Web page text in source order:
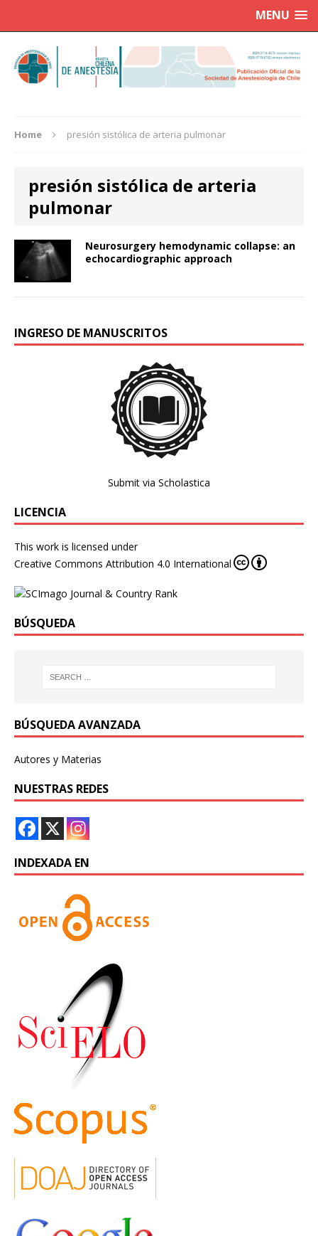
MENU
Home presión sistólica de arteria pulmonar
presión sistólica de arteria
pulmonar
Neurosurgery hemodynamic collapse: an
echocardiographic approach
INGRESO DE MANUSCRITOS
Submit via Scholastica
LICENCIA
This work is licensed under
Creative Commons Attribution 4.0 International
BÚSQUEDA
BÚSQUEDA AVANZADA
Autores y Materias
NUESTRAS REDES
INDEXADA EN